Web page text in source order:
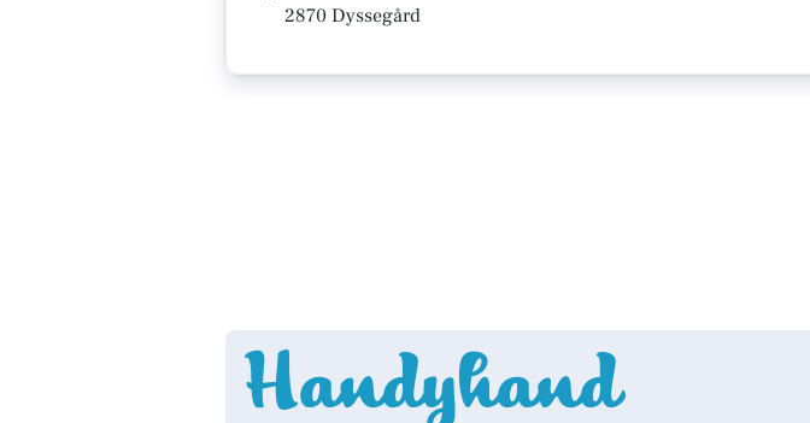
2870 Dyssegård